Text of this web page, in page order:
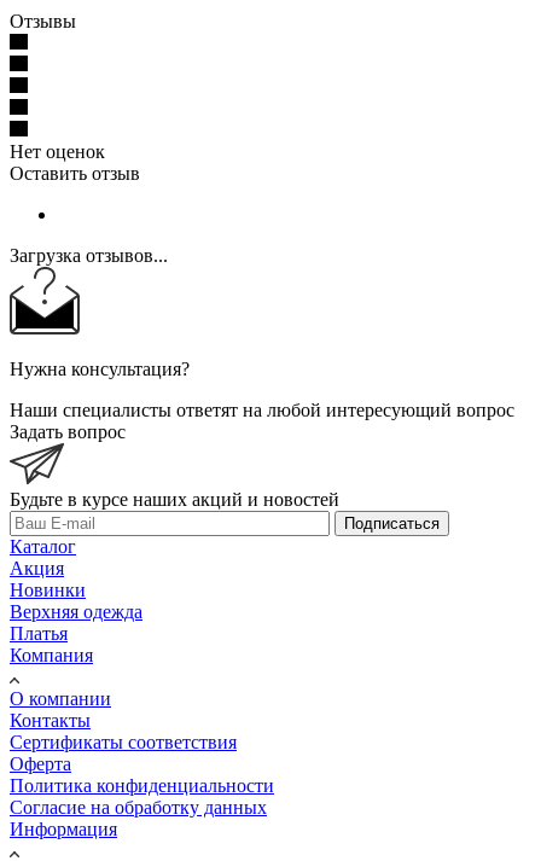
Отзывы
Нет оценок
Оставить отзыв
Загрузка отзывов...
Нужна консультация?
Наши специалисты ответят на любой интересующий вопрос
Задать вопрос
Будьте в курсе наших акций и новостей
Подписаться
Каталог
Акция
Новинки
Верхняя одежда
Платья
Компания
О компании
Контакты
Сертификаты соответствия
Оферта
Политика конфиденциальности
Согласие на обработку данных
Информация